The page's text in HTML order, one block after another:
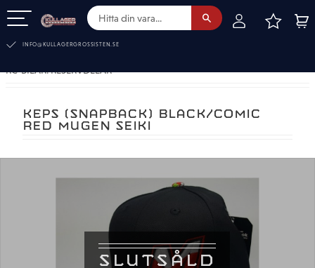
INFO@KULLAGERGROSSISTEN.SE
RC-BILAR. RESERVDELAR
KEPS (SNAPBACK) BLACK/COMIC
RED MUGEN SEIKI
SLUTSÅLD